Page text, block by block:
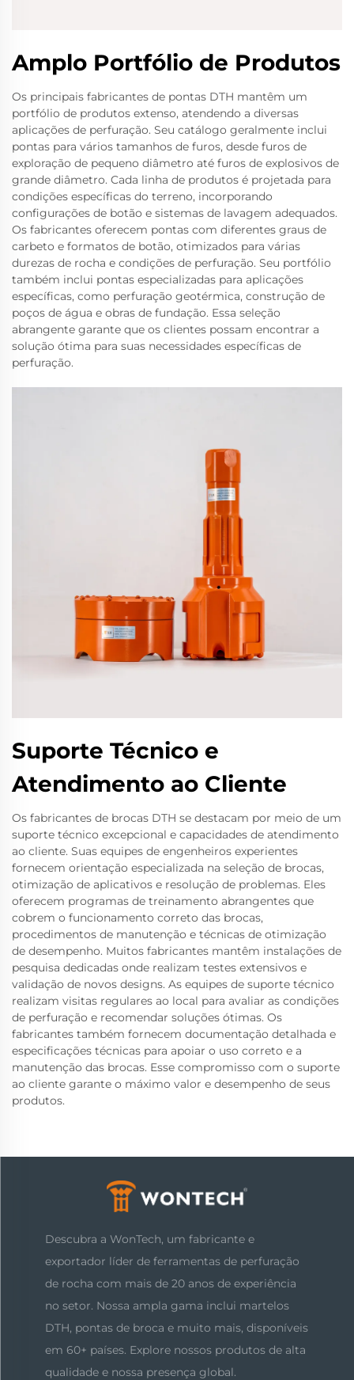
Amplo Portfólio de Produtos
Os principais fabricantes de pontas DTH mantêm um
portfólio de produtos extenso, atendendo a diversas
aplicações de perfuração. Seu catálogo geralmente inclui
pontas para vários tamanhos de furos, desde furos de
exploração de pequeno diâmetro até furos de explosivos de
grande diâmetro. Cada linha de produtos é projetada para
condições específicas do terreno, incorporando
configurações de botão e sistemas de lavagem adequados.
Os fabricantes oferecem pontas com diferentes graus de
carbeto e formatos de botão, otimizados para várias
durezas de rocha e condições de perfuração. Seu portfólio
também inclui pontas especializadas para aplicações
específicas, como perfuração geotérmica, construção de
poços de água e obras de fundação. Essa seleção
abrangente garante que os clientes possam encontrar a
solução ótima para suas necessidades específicas de
perfuração.
Suporte Técnico e
Atendimento ao Cliente
Os fabricantes de brocas DTH se destacam por meio de um
suporte técnico excepcional e capacidades de atendimento
ao cliente. Suas equipes de engenheiros experientes
fornecem orientação especializada na seleção de brocas,
otimização de aplicativos e resolução de problemas. Eles
oferecem programas de treinamento abrangentes que
cobrem o funcionamento correto das brocas,
procedimentos de manutenção e técnicas de otimização
de desempenho. Muitos fabricantes mantêm instalações de
pesquisa dedicadas onde realizam testes extensivos e
validação de novos designs. As equipes de suporte técnico
realizam visitas regulares ao local para avaliar as condições
de perfuração e recomendar soluções ótimas. Os
fabricantes também fornecem documentação detalhada e
especificações técnicas para apoiar o uso correto e a
manutenção das brocas. Esse compromisso com o suporte
ao cliente garante o máximo valor e desempenho de seus
produtos.
Descubra a WonTech, um fabricante e
exportador líder de ferramentas de perfuração
de rocha com mais de 20 anos de experiência
no setor. Nossa ampla gama inclui martelos
DTH, pontas de broca e muito mais, disponíveis
em 60+ países. Explore nossos produtos de alta
qualidade e nossa presença global.